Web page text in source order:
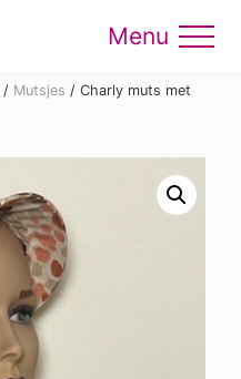
Menu
/ Mutsjes / Charly muts met